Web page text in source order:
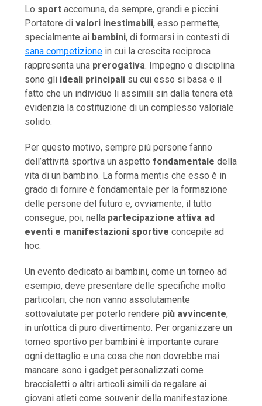
Lo sport accomuna, da sempre, grandi e piccini.
Portatore divalori inestimabili, esso permette,
specialmente ai bambini, di formarsi in contesti di
sana competizione in cui la crescita reciproca
rappresenta una prerogativa. Impegno e disciplina
sono gli ideali principali su cui esso si basa e il
fatto che un individuo li assimili sin dalla tenera età
evidenzia la costituzione di un complesso valoriale
solido.
Per questo motivo, sempre più persone fanno
dell’attività sportiva un aspettofondamentale della
vita di un bambino. La forma mentis che esso è in
grado di fornire è fondamentale per la formazione
delle persone del futuro e, ovviamente, il tutto
consegue, poi, nella partecipazione attiva ad
eventi e manifestazioni sportive concepite ad
hoc.
Un evento dedicato ai bambini, come un torneo ad
esempio, deve presentare delle specifiche molto
particolari, che non vanno assolutamente
sottovalutate per poterlo rendere più avvincente,
in un’ottica di puro divertimento. Per organizzare un
torneo sportivo per bambini è importante curare
ogni dettaglio e una cosa che non dovrebbe mai
mancare sono i gadget personalizzati come
braccialetti o altri articoli simili da regalare ai
giovani atleti come souvenir della manifestazione.